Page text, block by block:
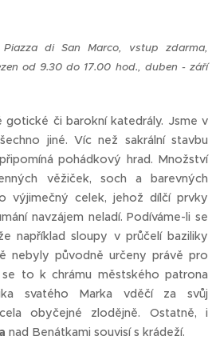
Piazza di San Marco, vstup zdarma,
od 9.30 do 17.00 hod., duben - září
gotické či barokní katedrály. Jsme v
jiné. Víc než sakrální stavbu
pohádkový hrad. Množství
věžiček, soch a barevných
výjimečný celek, jehož dílčí prvky
navzájem neladí. Podíváme-li se
například sloupy v průčelí baziliky
nebyly původně určeny právě pro
to k chrámu městského patrona
svatého Marka vděčí za svůj
obyčejné zlodějně. Ostatně, i
nad Benátkami souvisí s krádeží.